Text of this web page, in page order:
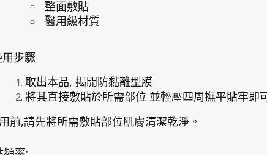
整面敷貼
醫用級材質
用步驟
取出本品, 揭開防黏離型膜
將其直接敷貼於所需部位 並輕壓四周撫平貼牢即可
前,請先將所需敷貼部位肌膚清潔乾淨。